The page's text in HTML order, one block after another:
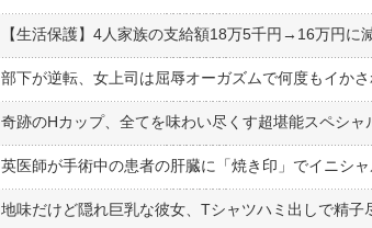
【生活保護】4人家族の支給額18万5千円→16万円に
部下が逆転、女上司は屈辱オーガズムで何度もイかさ
奇跡のHカップ、全てを味わい尽くす超堪能スペシャ
英医師が手術中の患者の肝臓に「焼き印」でイニシ
地味だけど隠れ巨乳な彼女、Tシャツハミ出しで精子